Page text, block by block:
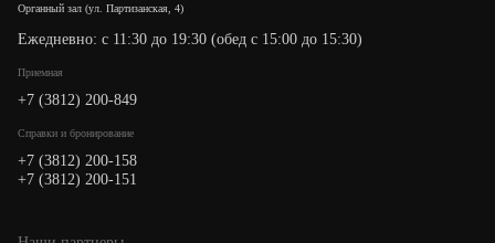
Органный зал (ул. Партизанская, 4)
Ежедневно: с 11:30 до 19:30 (обед с 15:00 до 15:30)
Приемная
+7 (3812) 200-849
Cправки и бронирование
+7 (3812) 200-158
+7 (3812) 200-151